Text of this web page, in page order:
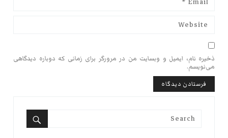
ذخیره نام، ایمیل و وبسایت من در مرورگر برای زمانی که دوباره دیدگاهی
می‌نویسم.
Search